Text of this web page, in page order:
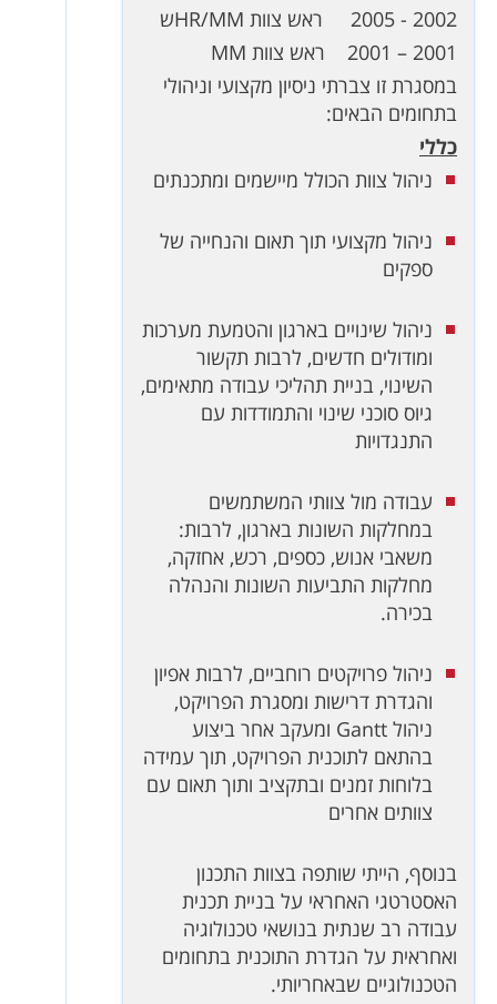
2002 - 2005 ראש צוות HR/MMש
2001 – 2001 ראש צוות MM
במסגרת זו צברתי ניסיון מקצועי וניהולי
בתחומים הבאים:
כללי
ניהול צוות הכולל מיישמים ומתכנתים
ניהול מקצועי תוך תאום והנחייה של
ספקים
ניהול שינויים בארגון והטמעת מערכות
ומודולים חדשים, לרבות תקשור
השינוי, בניית תהליכי עבודה מתאימים,
גיוס סוכני שינוי והתמודדות עם
התנגדויות
עבודה מול צוותי המשתמשים
במחלקות השונות בארגון, לרבות:
משאבי אנוש, כספים, רכש, אחזקה,
מחלקות התביעות השונות והנהלה
בכירה.
ניהול פרויקטים רוחביים, לרבות אפיון
והגדרת דרישות ומסגרת הפרויקט,
ניהול Gantt ומעקב אחר ביצוע
בהתאם לתוכנית הפרויקט, תוך עמידה
בלוחות זמנים ובתקציב ותוך תאום עם
צוותים אחרים
בנוסף, הייתי שותפה בצוות התכנון
האסטרטגי האחראי על בניית תכנית
עבודה רב שנתית בנושאי טכנולוגיה
ואחראית על הגדרת התוכנית בתחומים
הטכנולוגיים שבאחריותי.